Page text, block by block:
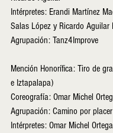
Intérpretes: Erandi Martínez
Salas López y Ricardo Aguilar
Agrupación: Tanz4Improve
Mención Honorífica: Tiro de
e Iztapalapa)
Coreografía: Omar Michel
Agrupación: Camino por placer
Intérpretes: Omar Michel